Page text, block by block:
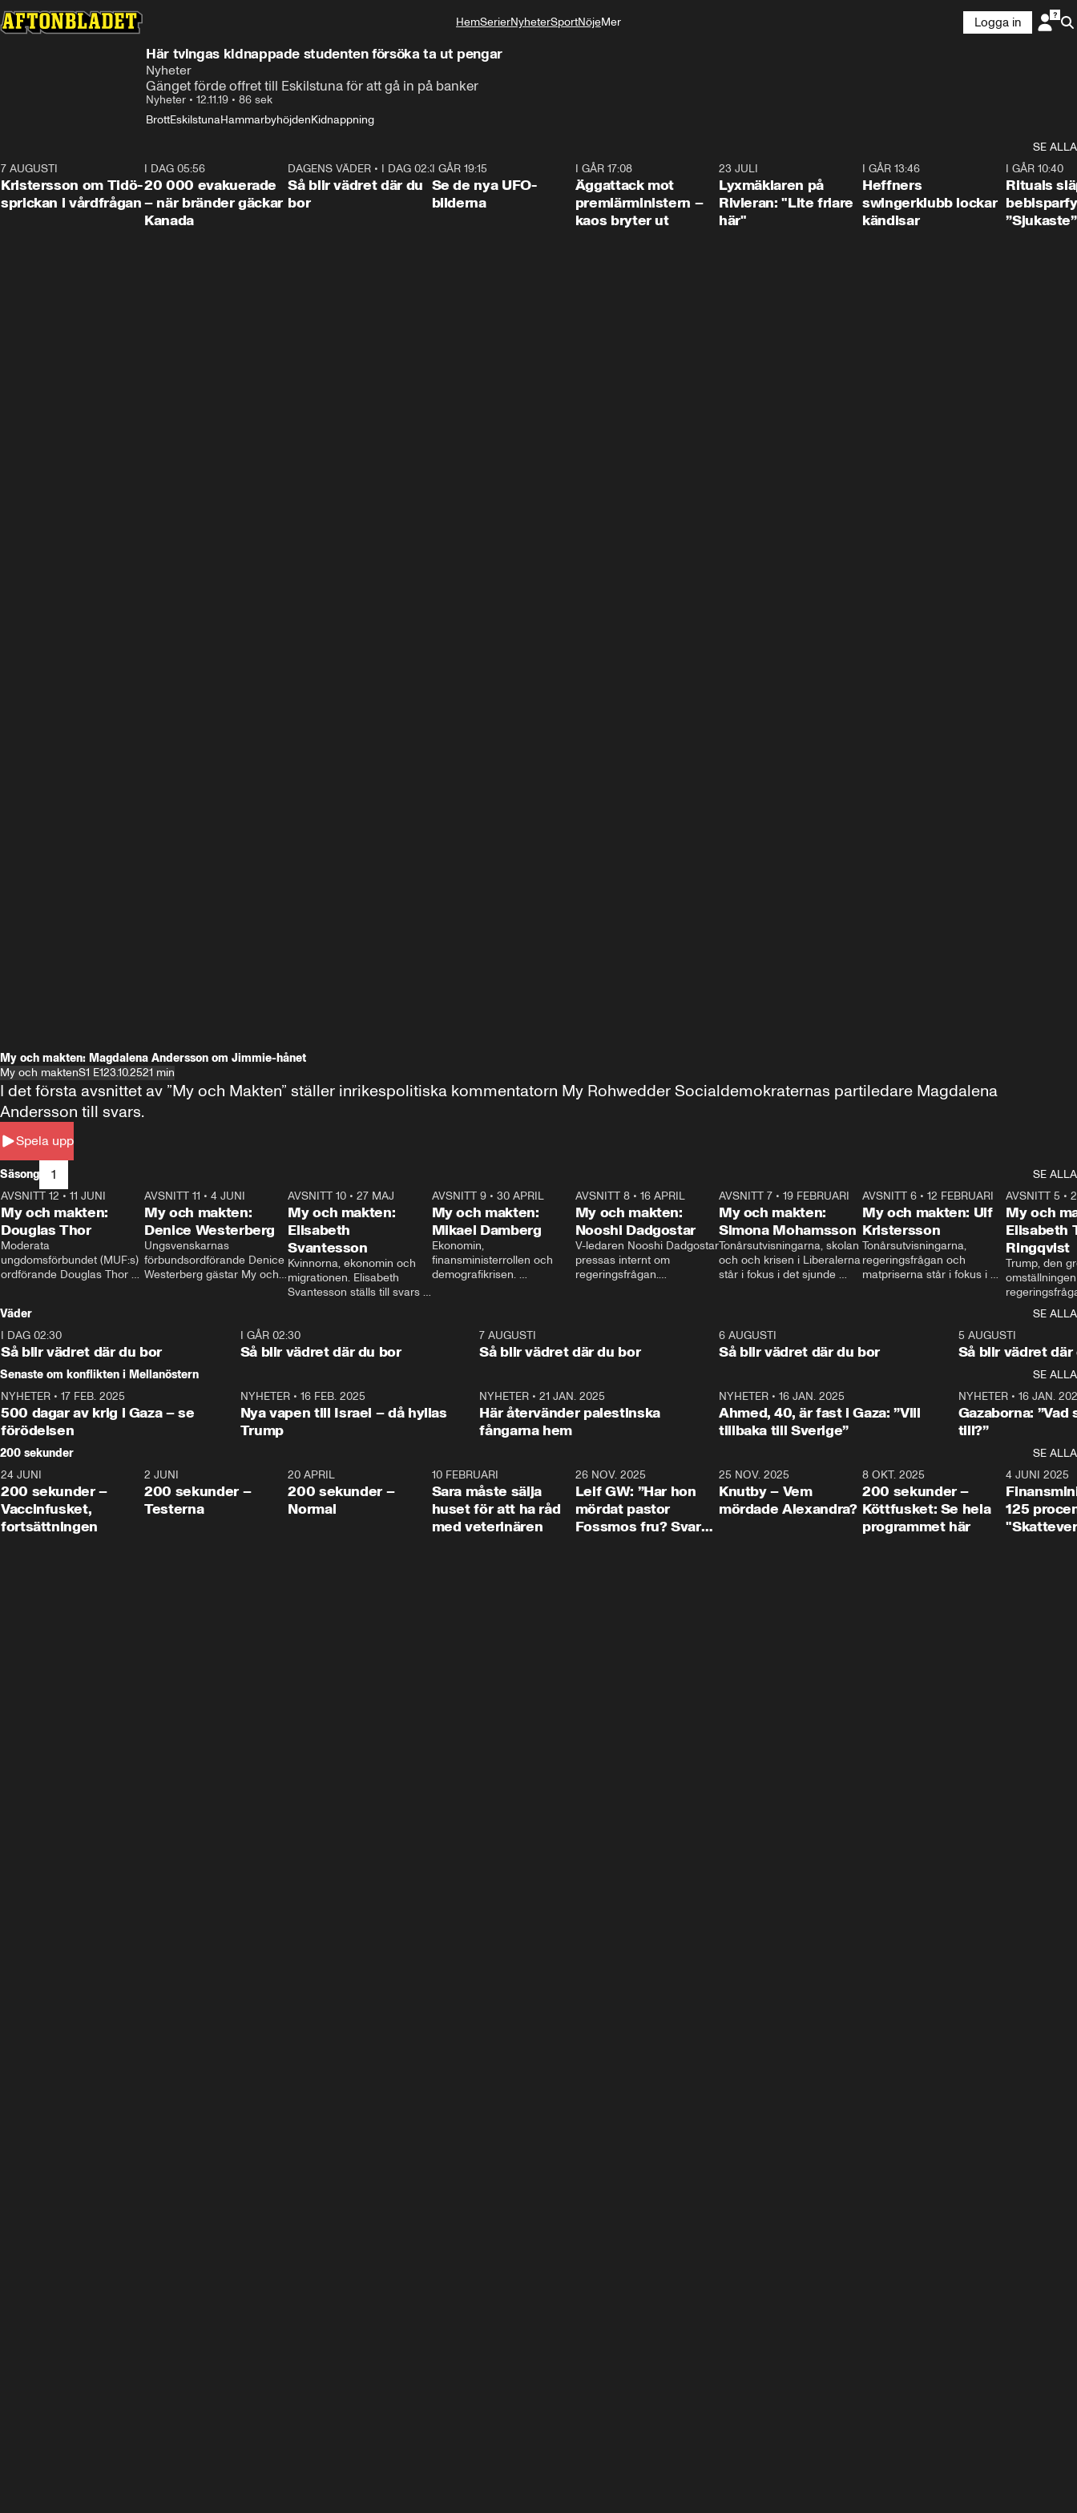
HemSerierNyheterSportNöjeMer
Logga in
Här tvingas kidnappade studenten försöka ta ut pengar
Nyheter
Gänget förde offret till Eskilstuna för att gå in på banker
Nyheter • 12.11.19 • 86 sek
BrottEskilstunaHammarbyhöjdenKidnappning
SE ALLA
7 AUGUSTI
Kristersson om Tidö-
sprickan i vårdfrågan
I DAG 05:56
20 000 evakuerade
– när bränder gäckar
Kanada
1:06
DAGENS VÄDER • I DAG 02:30
Så blir vädret där du
bor
I GÅR 19:15
Se de nya UFO-
bilderna
I GÅR 17:08
Äggattack mot
premiärministern –
kaos bryter ut
23 JULI
Lyxmäklaren på
Rivieran: "Lite friare
här"
I GÅR 13:46
Heffners
swingerklubb lockar
kändisar
I GÅR 10:40
Rituals
”Sjukaste”
My och makten: Magdalena Andersson om Jimmie-hånet
My och maktenS1 E123.10.2521 min
Spela upp
I det första avsnittet av ”My och Makten” ställer inrikespolitiska kommentatorn My Rohwedder Socialdemokraternas partiledare Magdalena
Andersson till svars.
Säsong 1
SE ALLA
26:27
AVSNITT 12 • 11 JUNI
My och makten:
Douglas Thor
Moderata
ungdomsförbundet (MUF:s)
ordförande Douglas Thor
tonårsutvisningarna och hur
Moderaterna ska locka
väljare till valet i höst.
23:40
AVSNITT 11 •4 JUNI
My och makten:
Denice Westerberg
Ungsvenskarnas
förbundsordförande Denice
Westerberg gästar My och
AVSNITT 10 •27 MAJ
My och makten:
Elisabeth
Svantesson
Kvinnorna, ekonomin och
migrationen. Elisabeth
Svantesson ställs till svars
AVSNITT 9• 30 APRIL
My och makten:
Mikael Damberg
Ekonomin,
finansministerrollen och
demografikrisen.
och Makten.
AVSNITT 8• 16 APRIL
My och makten:
Nooshi Dadgostar
V-ledaren Nooshi Dadgostar
pressas internt om
regeringsfrågan.
– Vi ställer upp i val. Ska vi
vara med så sitter vi förstås
24:30
AVSNITT 7• 19 FEBRUARI
My och makten:
Simona Mohamsson
Tonårsutvisningarna, skolan
och och krisen i Liberalerna
står i fokus i det sjunde
kommentator My
Rohwedder ställer
utbildnings- och
Mohamsson till svars.
27:30
AVSNITT 6 •12 FEBRUARI
My och makten: Ulf
Kristersson
Tonårsutvisningarna,
regeringsfrågan och
matpriserna står i fokus i
Rohwedder ställer
statsminister Ulf Kristersson
AVSNITT 5 •
My och
Elisabeth
Ringqvist
Trump, den
centrum i
avsnittet av
Makten”. Se
Aftonbladets
Rohwedder
Thand Ring
Väder
SE ALLA
I DAG 02:30
Så blir vädret där du bor
1:06
I GÅR 02:30
Så blir vädret där du bor
7 AUGUSTI
Så blir vädret där du bor
6 AUGUSTI
Så blir vädret där du bor
5 AUGUSTI
Så blir vädret där
Senaste om konflikten i Mellanöstern
SE ALLA
NYHETER • 17 FEB. 2025
500 dagar av krig i Gaza – se
förödelsen
NYHETER• 16 FEB. 2025
Nya vapen till Israel – då hyllas
Trump
NYHETER •21 JAN. 2025
Här återvänder palestinska
fångarna hem
NYHETER• 16 JAN. 2025
Ahmed, 40, är fast i Gaza: ”Vill
tillbaka till Sverige”
NYHETER• 16 JAN.
Gazaborna:
till?”
200 sekunder
SE ALLA
5:00
24 JUNI
200 sekunder –
Vaccinfusket,
fortsättningen
4:23
2 JUNI
200 sekunder –
Testerna
20 APRIL
200 sekunder –
Normal
10 FEBRUARI
Sara måste sälja
huset för att ha råd
med veterinären
26 NOV. 2025
Leif GW: ”Har hon
mördat pastor
Fossmos fru? Svar
31:05
25 NOV. 2025
Knutby – Vem
mördade Alexandra?
4:29
8 OKT. 2025
200 sekunder –
Köttfusket: Se hela
programmet här
4 JUNI 2025
125